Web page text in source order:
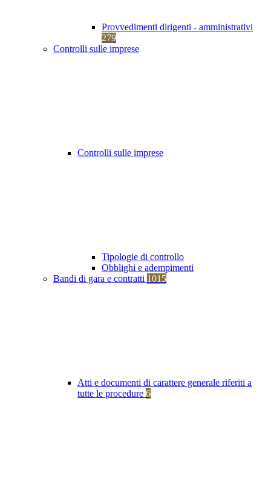
Provvedimenti dirigenti - amministrativi
279
Controlli sulle imprese
Controlli sulle imprese
Tipologie di controllo
Obblighi e adempimenti
Bandi di gara e contratti 1015
Atti e documenti di carattere generale riferiti a
tutte le procedure 6